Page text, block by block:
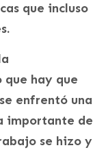
que incluso
hay que
enfrentó una
importante de
se hizo y